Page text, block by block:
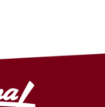
реквизитам.
принимается к